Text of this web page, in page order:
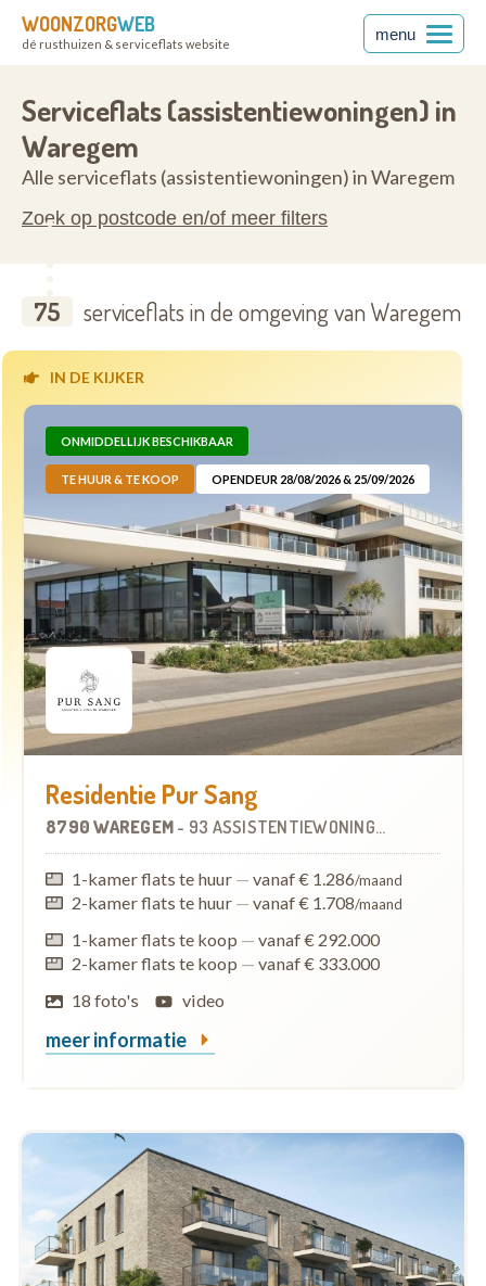
WOONZORGWEB
dé rusthuizen & serviceflats website
menu
Serviceflats (assistentiewoningen) in
Waregem
Alle serviceflats (assistentiewoningen) in Waregem
Zoek op postcode en/of meer filters
75 serviceflats in de omgeving van Waregem
IN DE KIJKER
ONMIDDELLIJK BESCHIKBAAR
TE HUUR & TE KOOP OPENDEUR 28/08/2026 & 25/09/2026
Residentie Pur Sang
8790 WAREGEM - 93 ASSISTENTIEWONINGEN
1-kamer flats te huur — vanaf € 1.286/maand
2-kamer flats te huur — vanaf € 1.708/maand
1-kamer flats te koop — vanaf € 292.000
2-kamer flats te koop — vanaf € 333.000
18 foto's
video
meer informatie